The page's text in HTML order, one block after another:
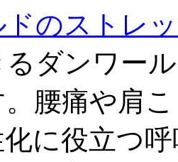
のストレ
ダンワー
腰痛や肩
に役立つ